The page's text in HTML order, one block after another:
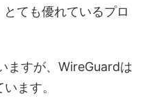
ても優れているプロ
ますが、WireGuardは
ます。